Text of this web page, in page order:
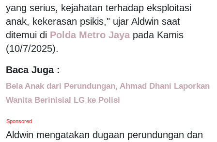
yang serius, kejahatan terhadap eksploitasi
anak, kekerasan psikis," ujar Aldwin saat
ditemui di Polda Metro Jaya pada Kamis
(10/7/2025).
Baca Juga :
Bela Anak dari Perundungan, Ahmad Dhani Laporkan
Wanita Berinisial LG ke Polisi
Sponsored
Aldwin mengatakan dugaan perundungan dan